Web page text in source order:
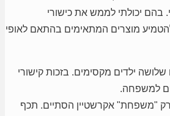
בהם יכולתי לממש את כישורי
מוצרים המתאימים בהתאם לאופי
שלושה ילדים מקסימים. בזכות קישורי
למשפחה.
"משפחת" אקרשטיין הסתיים. תכף